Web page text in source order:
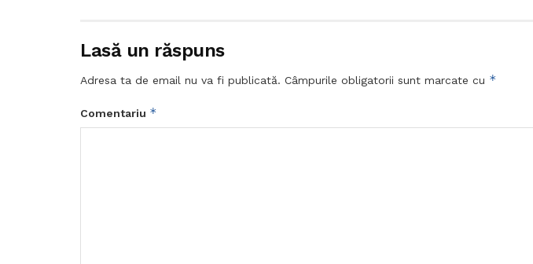
Lasă un răspuns
Adresa ta de email nu va fi publicată. Câmpurile obligatorii sunt marcate cu *
Comentariu *